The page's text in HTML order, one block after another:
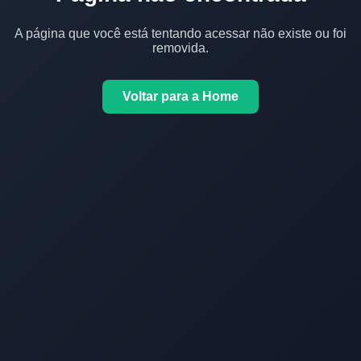
A página que você está tentando acessar não existe ou foi
removida.
Voltar para a Home